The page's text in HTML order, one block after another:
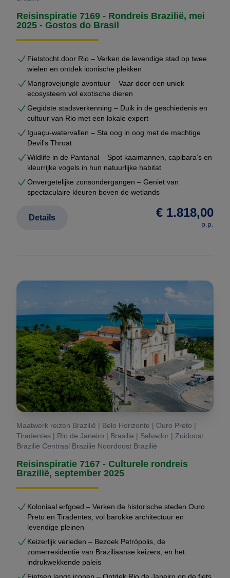
Reisinspiratie 7169 - Rondreis Brazilië, mei
2025 - Gostos do Brasil
Fietstocht door Rio – Verken de levendige stad op twee
wielen en ontdek iconische plekken
Mangrovejungle avontuur – Vaar door een uniek
ecosysteem vol exotische dieren
Gegidste stadsverkenning – Duik in de geschiedenis en
cultuur van Rio met een lokale expert
Iguaçu-watervallen – Sta oog in oog met de machtige
Devil’s Throat
Wildlife in de Pantanal – Spot kaaimannen, capibara’s en
kleurrijke vogels in hun natuurlijke habitat
Onvergetelijke zonsondergangen – Geniet van
spectaculaire kleuren boven de wetlands
€ 1.818,00
p.p.
Details
Maatwerk reizen Brazilië | Belo Horizonte | Ouro Preto |
Tiradentes | Rio de Janeiro | Brasilia | Salvador | Zuidoost
Brazilië Centraal Brazilie Noordoost Brazilië
Reisinspiratie 7167 - Culturele rondreis
Brazilië, september 2025
Koloniaal erfgoed – Verken de historische steden Ouro
Preto en Tiradentes, vol barokke architectuur en
levendige pleinen
Keizerlijk verleden – Bezoek Petrópolis, de
zomerresidentie van Braziliaanse keizers, en het
indrukwekkende paleis